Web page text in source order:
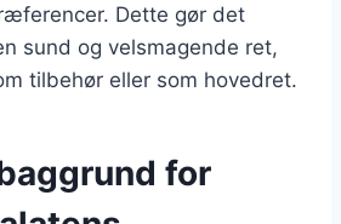
Dette gør det
sund og velsmagende ret,
tilbehør eller som hovedret.
for